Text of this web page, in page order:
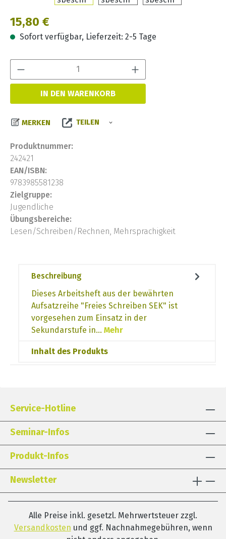
Regulärer Preis:
15,80 €
Sofort verfügbar, Lieferzeit: 2-5 Tage
IN DEN WARENKORB
MERKEN TEILEN
Produktnummer:
242421
EAN/ISBN:
9783985581238
Zielgruppe:
Jugendliche
Übungsbereiche:
Lesen/Schreiben/Rechnen, Mehrsprachigkeit
Beschreibung
Dieses Arbeitsheft aus der bewährten
Aufsatzreihe "Freies Schreiben SEK" ist
vorgesehen zum Einsatz in der
Sekundarstufe in… Mehr
Inhalt des Produkts
Service-Hotline
Seminar-Infos
Produkt-Infos
Newsletter
Alle Preise inkl. gesetzl. Mehrwertsteuer zzgl.
Versandkosten und ggf. Nachnahmegebühren, wenn